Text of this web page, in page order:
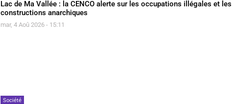
Lac de Ma Vallée : la CENCO alerte sur les occupations illégales et les
constructions anarchiques
mar, 4 Aoû 2026 - 15:11
Société